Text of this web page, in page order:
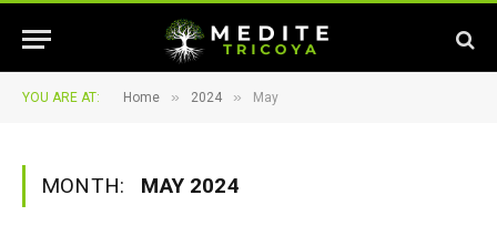
YOU ARE AT: Home » 2024 » May
MONTH: MAY 2024